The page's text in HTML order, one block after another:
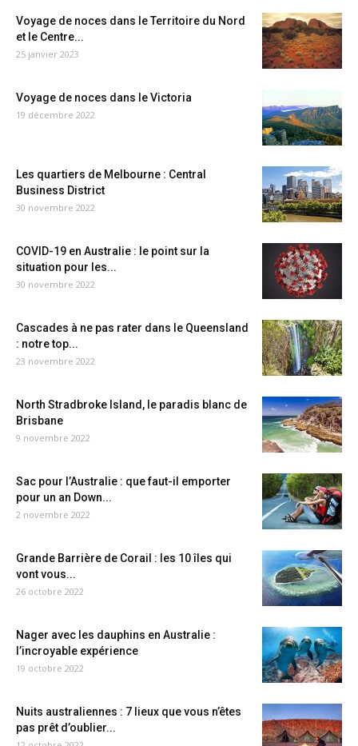
Voyage de noces dans le Territoire du Nord
et le Centre...
25 janvier 2023
Voyage de noces dans le Victoria
19 décembre 2022
Les quartiers de Melbourne : Central
Business District
30 novembre 2022
COVID-19 en Australie : le point sur la
situation pour les...
30 novembre 2022
Cascades à ne pas rater dans le Queensland
: notre top...
23 novembre 2022
North Stradbroke Island, le paradis blanc de
Brisbane
9 novembre 2022
Sac pour l’Australie : que faut-il emporter
pour un an Down...
2 novembre 2022
Grande Barrière de Corail : les 10 îles qui
vont vous...
26 octobre 2022
Nager avec les dauphins en Australie :
l’incroyable expérience
19 octobre 2022
Nuits australiennes : 7 lieux que vous n’êtes
pas prêt d’oublier...